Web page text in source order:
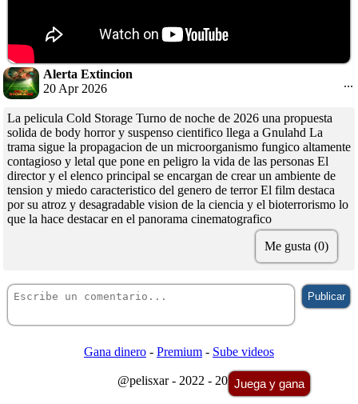
Juega y gana
Alerta Extincion
...
20 Apr 2026
La pelicula Cold Storage Turno de noche de 2026 una propuesta
solida de body horror y suspenso cientifico llega a Gnulahd La
trama sigue la propagacion de un microorganismo fungico altamente
contagioso y letal que pone en peligro la vida de las personas El
director y el elenco principal se encargan de crear un ambiente de
tension y miedo caracteristico del genero de terror El film destaca
por su atroz y desagradable vision de la ciencia y el bioterrorismo lo
que la hace destacar en el panorama cinematografico
Me gusta (0)
Gana dinero- Premium- Sube videos
@pelisxar - 2022 - 2026